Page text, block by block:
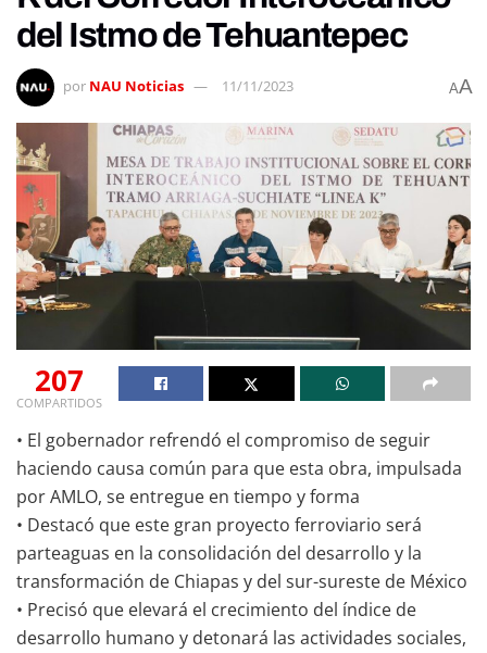
del Istmo de Tehuantepec
por NAU Noticias 11/11/2023 AA
207
COMPARTIDOS
• El gobernador refrendó el compromiso de seguir
haciendo causa común para que esta obra, impulsada
por AMLO, se entregue en tiempo y forma
• Destacó que este gran proyecto ferroviario será
parteaguas en la consolidación del desarrollo y la
transformación de Chiapas y del sur-sureste de México
• Precisó que elevará el crecimiento del índice de
desarrollo humano y detonará las actividades sociales,